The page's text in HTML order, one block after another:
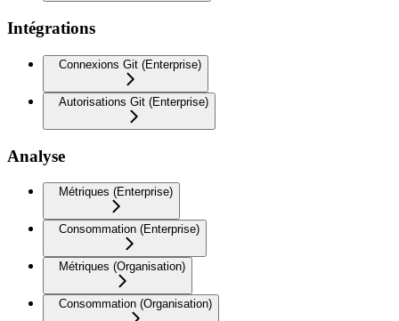
Intégrations
Connexions Git (Enterprise)
Autorisations Git (Enterprise)
Analyse
Métriques (Enterprise)
Consommation (Enterprise)
Métriques (Organisation)
Consommation (Organisation)